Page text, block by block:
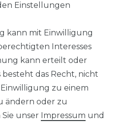
mit Beratung
Top Bewertungen
Produkte am Lager
Einstellungen
kann mit Einwilligung
Interesses
kann erteilt oder
das Recht, nicht
zu einem
ändern oder zu
unser Impressum und